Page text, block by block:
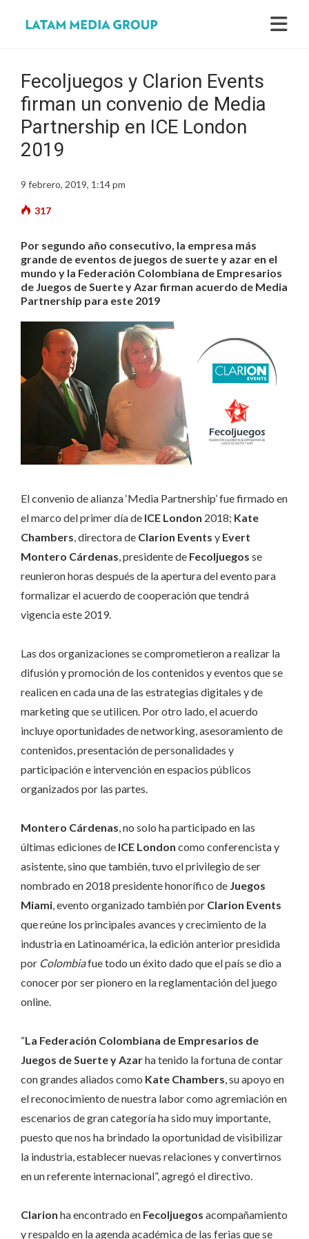
Fecoljuegos y Clarion Events
firman un convenio de Media
Partnership en ICE London
2019
9 febrero, 2019, 1:14 pm
317
Por segundo año consecutivo, la empresa más
grande de eventos de juegos de suerte y azar en el
mundo y la Federación Colombiana de Empresarios
de Juegos de Suerte y Azar firman acuerdo de Media
Partnership para este 2019
El convenio de alianza ‘Media Partnership’ fue firmado en
el marco del primer día de ICE London 2018; Kate
Chambers, directora de Clarion Events y Evert
Montero Cárdenas, presidente de Fecoljuegos se
reunieron horas después de la apertura del evento para
formalizar el acuerdo de cooperación que tendrá
vigencia este 2019.
Las dos organizaciones se comprometieron a realizar la
difusión y promoción de los contenidos y eventos que se
realicen en cada una de las estrategias digitales y de
marketing que se utilicen. Por otro lado, el acuerdo
incluye oportunidades de networking, asesoramiento de
contenidos, presentación de personalidades y
participación e intervención en espacios públicos
organizados por las partes.
Montero Cárdenas, no solo ha participado en las
últimas ediciones de ICE London como conferencista y
asistente, sino que también, tuvo el privilegio de ser
nombrado en 2018 presidente honorífico de Juegos
Miami, evento organizado también por Clarion Events
que reúne los principales avances y crecimiento de la
industria en Latinoamérica, la edición anterior presidida
por Colombiafue todo un éxito dado que el país se dio a
conocer por ser pionero en la reglamentación del juego
online.
“La Federación Colombiana de Empresarios de
Juegos de Suerte y Azarha tenido la fortuna de contar
con grandes aliados como Kate Chambers, su apoyo en
el reconocimiento de nuestra labor como agremiación en
escenarios de gran categoría ha sido muy importante,
puesto que nos ha brindado la oportunidad de visibilizar
la industria, establecer nuevas relaciones y convertirnos
en un referente internacional”, agregó el directivo.
Clarion ha encontrado en Fecoljuegos acompañamiento
y respaldo en la agenda académica de las ferias que se